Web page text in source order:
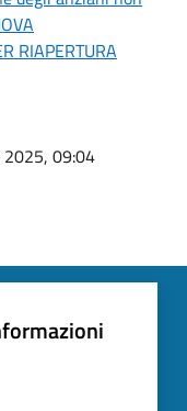
RIAPERTURA
2025, 09:04